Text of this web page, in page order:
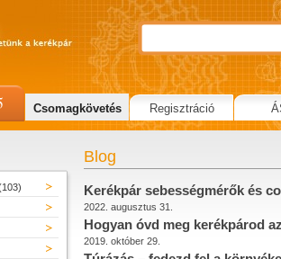
Blog
Kerékpár sebességmérők és
2022. augusztus 31.
Hogyan óvd meg kerékpárod
2019. október 29.
Csomagkövetés Regisztráció